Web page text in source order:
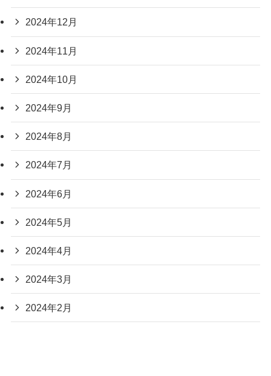
2024年12月
2024年11月
2024年10月
2024年9月
2024年8月
2024年7月
2024年6月
2024年5月
2024年4月
2024年3月
2024年2月